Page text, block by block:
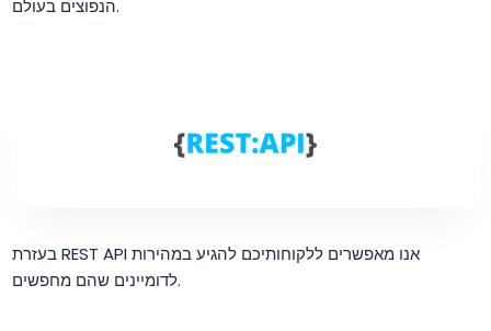
הנפוצים בעולם.
בעזרת REST API אנו מאפשרים ללקוחותיכם להגיע במהירות
לדומיינים שהם מחפשים.